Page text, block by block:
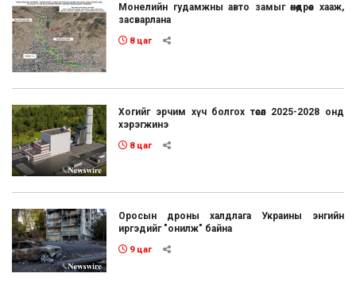
Монелийн гудамжны авто замыг өнөөдрөөс хааж,
засварлана
8 цаг
Хогийг эрчим хүч болгох төсөл 2025-2028 онд
хэрэгжинэ
8 цаг
Оросын дроны халдлага Украины энгийн
иргэдийг "онилж" байна
9 цаг